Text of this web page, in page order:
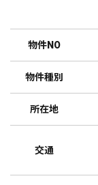
物件NO
物件種別
所在地
交通